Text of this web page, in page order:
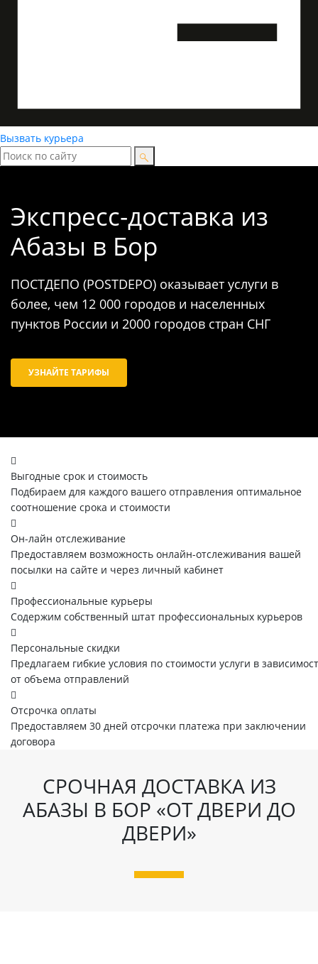
Вызвать курьера
Экспресс-доставка из
Абазы в Бор
ПОСТДЕПО (POSTDEPO) оказывает услуги в
более, чем 12 000 городов и населенных
пунктов России и 2000 городов стран СНГ
УЗНАЙТЕ ТАРИФЫ
Выгодные срок и стоимость
Подбираем для каждого вашего отправления оптимальное
соотношение срока и стоимости
Он-лайн отслеживание
Предоставляем возможность онлайн-отслеживания вашей
посылки на сайте и через личный кабинет
Профессиональные курьеры
Содержим собственный штат профессиональных курьеров
Персональные скидки
Предлагаем гибкие условия по стоимости услуги в
от объема отправлений
Отсрочка оплаты
Предоставляем 30 дней отсрочки платежа при заключении
договора
СРОЧНАЯ ДОСТАВКА ИЗ
АБАЗЫ В БОР «ОТ ДВЕРИ ДО
ДВЕРИ»